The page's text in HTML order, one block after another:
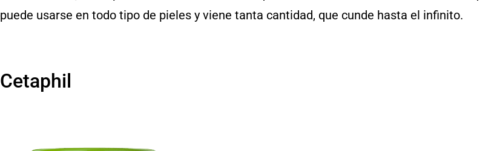
puede usarse en todo tipo de pieles y viene tanta cantidad, que cunde hasta el infinito.
Cetaphil